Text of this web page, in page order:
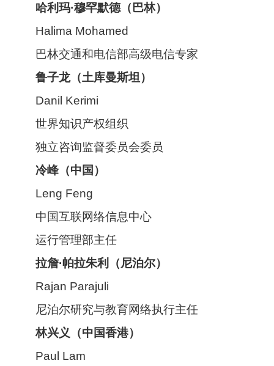
哈利玛·穆罕默德（巴林）
Halima Mohamed
巴林交通和电信部高级电信专家
鲁子龙（土库曼斯坦）
Danil Kerimi
世界知识产权组织
独立咨询监督委员会委员
冷峰（中国）
Leng Feng
中国互联网络信息中心
运行管理部主任
拉詹·帕拉朱利
（尼泊尔）
Rajan Parajuli
尼泊尔研究与教育网络执行主任
林兴义（中国香港）
Paul Lam